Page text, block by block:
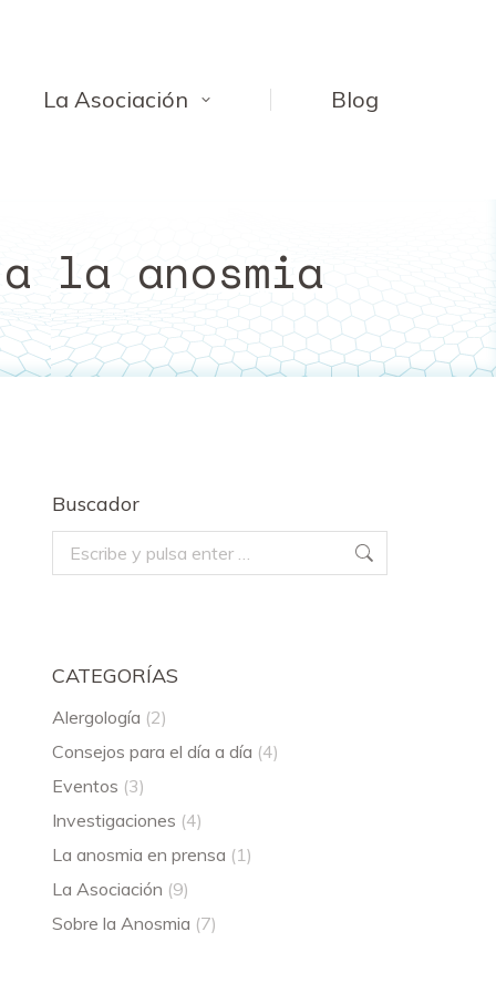
La Asociación Blog
la anosmia
Buscador
Buscar:
CATEGORÍAS
Alergología (2)
Consejos para el día a día (4)
Eventos (3)
Investigaciones (4)
La anosmia en prensa (1)
La Asociación (9)
Sobre la Anosmia (7)